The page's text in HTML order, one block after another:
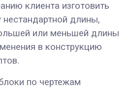
клиента изготовить
длины,
или меньшей длины
в конструкцию
по чертежам